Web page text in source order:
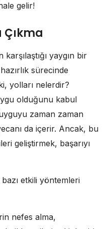
gelir!
Çıkma
yaygın bir
sürecinde
yolları nelerdir?
olduğunu kabul
zaman zaman
da içerir. Ancak, bu
geliştirmek, başarıyı
bazı etkili yöntemleri
nefes alma,